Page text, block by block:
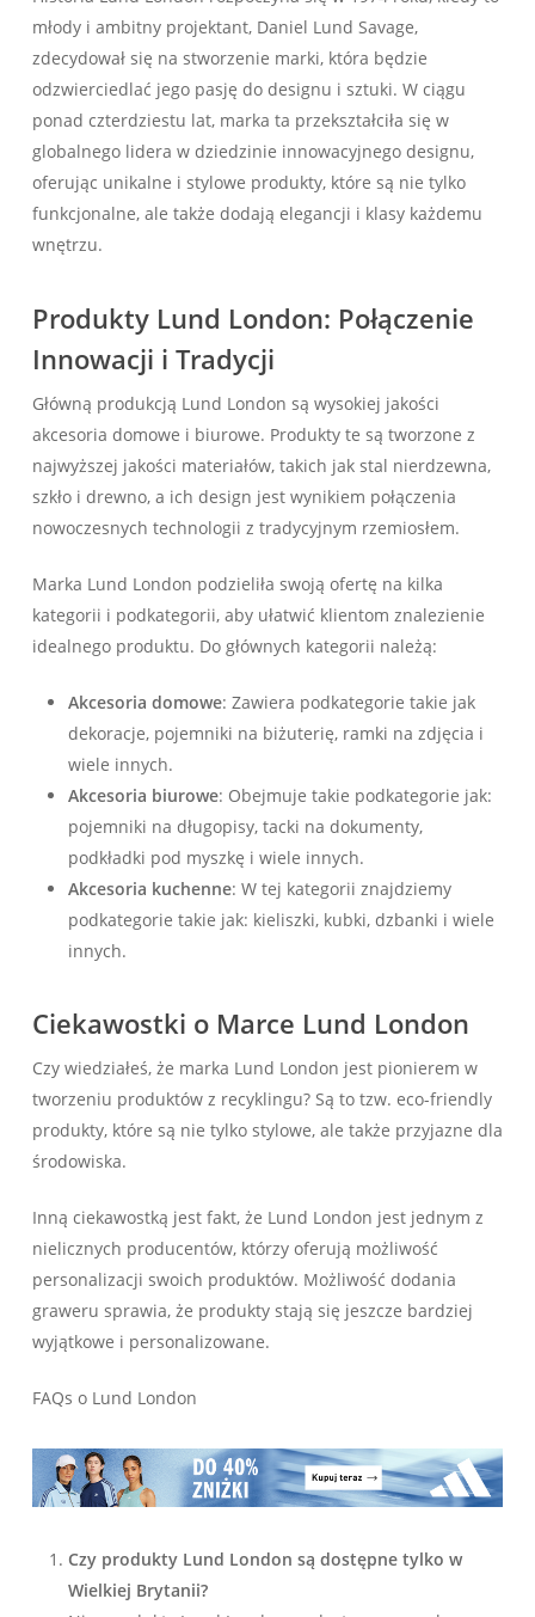
młody i ambitny projektant, Daniel Lund Savage,
zdecydował się na stworzenie marki, która będzie
odzwierciedlać jego pasję do designu i sztuki. W ciągu
ponad czterdziestu lat, marka ta przekształciła się w
globalnego lidera w dziedzinie innowacyjnego designu,
oferując unikalne i stylowe produkty, które są nie tylko
funkcjonalne, ale także dodają elegancji i klasy każdemu
wnętrzu.
Produkty Lund London: Połączenie
Innowacji i Tradycji
Główną produkcją Lund London są wysokiej jakości
akcesoria domowe i biurowe. Produkty te są tworzone z
najwyższej jakości materiałów, takich jak stal nierdzewna,
szkło i drewno, a ich design jest wynikiem połączenia
nowoczesnych technologii z tradycyjnym rzemiosłem.
Marka Lund London podzieliła swoją ofertę na kilka
kategorii i podkategorii, aby ułatwić klientom znalezienie
idealnego produktu. Do głównych kategorii należą:
Akcesoria domowe: Zawiera podkategorie takie jak
dekoracje, pojemniki na biżuterię, ramki na zdjęcia i
wiele innych.
Akcesoria biurowe: Obejmuje takie podkategorie jak:
pojemniki na długopisy, tacki na dokumenty,
podkładki pod myszkę i wiele innych.
Akcesoria kuchenne: W tej kategorii znajdziemy
podkategorie takie jak: kieliszki, kubki, dzbanki i wiele
innych.
Ciekawostki o Marce Lund London
Czy wiedziałeś, że marka Lund London jest pionierem w
tworzeniu produktów z recyklingu? Są to tzw. eco-friendly
produkty, które są nie tylko stylowe, ale także przyjazne dla
środowiska.
Inną ciekawostką jest fakt, że Lund London jest jednym z
nielicznych producentów, którzy oferują możliwość
personalizacji swoich produktów. Możliwość dodania
graweru sprawia, że produkty stają się jeszcze bardziej
wyjątkowe i personalizowane.
FAQs o Lund London
Czy produkty Lund London są dostępne tylko w
Wielkiej Brytanii?